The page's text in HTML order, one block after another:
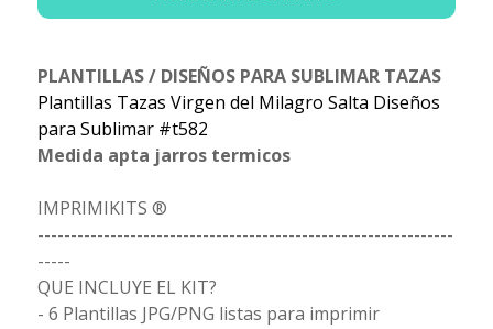
PLANTILLAS / DISEÑOS PARA SUBLIMAR TAZAS
Plantillas Tazas Virgen del Milagro Salta Diseños
para Sublimar #t582
Medida apta jarros termicos
IMPRIMIKITS ®
---------------------------------------------------------------
-----
QUE INCLUYE EL KIT?
- 6 Plantillas JPG/PNG listas para imprimir